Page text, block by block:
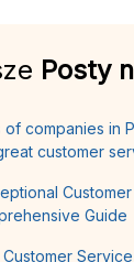
Posty
of companies in
customer
Guide
Customer